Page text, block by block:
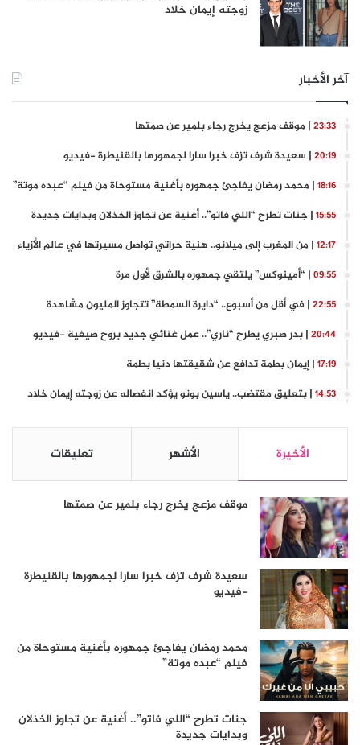
زوجته إيمان خلاد
آخر الأخبار
23:33 | موقف مزعج يخرج رجاء بلمير عن صمتها
20:19 | سعيدة شرف تزف خبرا سارا لجمهورها بالقنيطرة -فيديو
18:16 | محمد رمضان يفاجئ جمهوره بأغنية مستوحاة من فيلم “عبده موتة”
15:55 | جنات تطرح “اللي فاتو”.. أغنية عن تجاوز الخذلان وبدايات جديدة
12:17 | من المغرب إلى ميلانو.. هنية حراتي تواصل مسيرتها في عالم الأزياء
09:55 | “أمينوكس” يلتقي جمهوره بالشرق لأول مرة
22:55 | في أقل من أسبوع.. “دايرة السمطة” تتجاوز المليون مشاهدة
20:44 | بدر صبري يطرح “ناري”.. عمل غنائي جديد بروح صيفية -فيديو
17:19 | إيمان بطمة تدافع عن شقيقتها دنيا بطمة
14:53 | بتعليق مقتضب.. ياسين بونو يؤكد انفصاله عن زوجته إيمان خلاد
الأخيرة الأشهر تعليقات
موقف مزعج يخرج رجاء بلمير عن صمتها
سعيدة شرف تزف خبرا سارا لجمهورها بالقنيطرة
-فيديو
محمد رمضان يفاجئ جمهوره بأغنية مستوحاة من
فيلم “عبده موتة”
جنات تطرح “اللي فاتو”.. أغنية عن تجاوز الخذلان
وبدايات جديدة